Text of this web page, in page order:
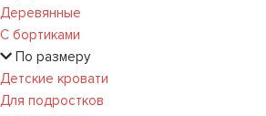
Деревянные
С бортиками
По размеру
Детские кровати
Для подростков